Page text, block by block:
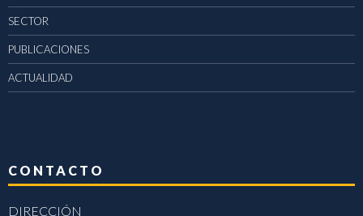
SECTOR
PUBLICACIONES
ACTUALIDAD
CONTACTO
DIRECCIÓN